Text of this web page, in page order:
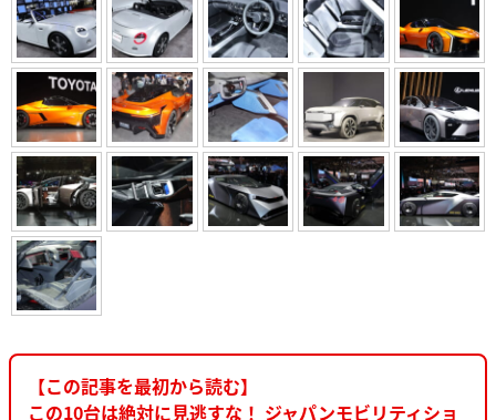
【この記事を最初から読む】
この10台は絶対に見逃すな！ ジャパンモビリティショ